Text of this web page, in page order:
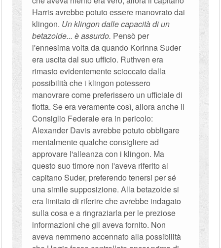
Harris avrebbe potuto essere manovrato dai
klingon. Un klingon dalle capacità di un
betazoide... è assurdo. Pensò per
l'ennesima volta da quando Korinna Suder
era uscita dal suo ufficio. Ruthven era
rimasto evidentemente scioccato dalla
possibilità che i klingon potessero
manovrare come preferissero un ufficiale di
flotta. Se era veramente così, allora anche il
Consiglio Federale era in pericolo:
Alexander Davis avrebbe potuto obbligare
mentalmente qualche consigliere ad
approvare l'alleanza con i klingon. Ma
questo suo timore non l'aveva riferito al
capitano Suder, preferendo tenersi per sé
una simile supposizione. Alla betazoide si
era limitato di riferire che avrebbe indagato
sulla cosa e a ringraziarla per le preziose
informazioni che gli aveva fornito. Non
aveva nemmeno accennato alla possibilità